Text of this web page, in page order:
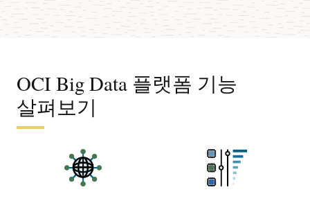
OCI Big Data 플랫폼 기능
살펴보기